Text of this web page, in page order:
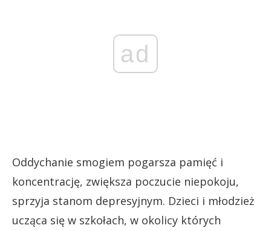
ad
Oddychanie smogiem pogarsza pamięć i
koncentrację, zwiększa poczucie niepokoju,
sprzyja stanom depresyjnym. Dzieci i młodzież
ucząca się w szkołach, w okolicy których